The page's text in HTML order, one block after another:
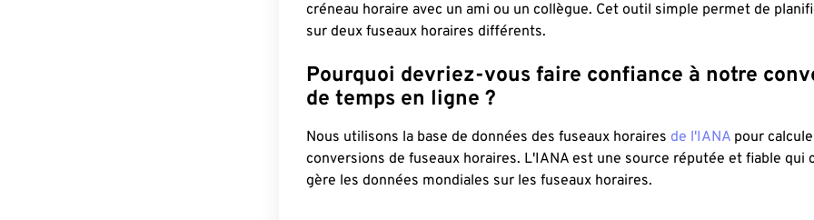
créneau horaire avec un ami ou un collègue. Cet outil simple permet de
sur deux fuseaux horaires différents.
Pourquoi devriez-vous faire confiance à notre
de temps en ligne ?
Nous utilisons la base de données des fuseaux horaires de l'IANA pour
conversions de fuseaux horaires. L'IANA est une source réputée et fiable qui
gère les données mondiales sur les fuseaux horaires.